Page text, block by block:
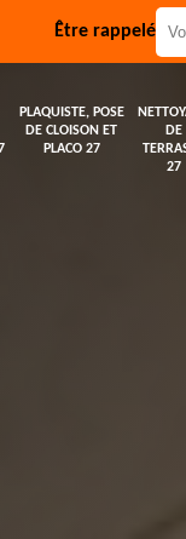
Être rappelé
PLAQUISTE, POSE
DE CLOISON ET
PLACO 27
DE
27